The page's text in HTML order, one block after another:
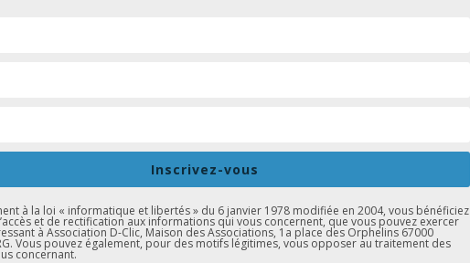
MISSIONS
D-Clic Caravane de l’orientation
Café Débat Sport & Culture
Inscrivez-vous
à la loi « informatique et libertés » du 6 janvier 1978 modifiée en 2004, vous bénéficiez
et de rectification aux informations qui vous concernent, que vous pouvez exercer
à Association D-Clic, Maison des Associations, 1a place des Orphelins 67000
Vous pouvez également, pour des motifs légitimes, vous opposer au traitement des
concernant.